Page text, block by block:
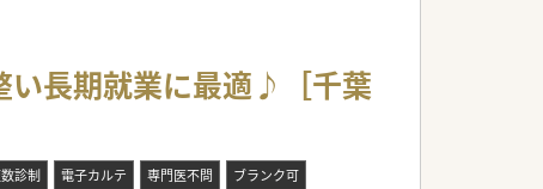
験頂けます。
い長期就業に最適♪［千葉
診制 電子カルテ 専門医不問 ブランク可